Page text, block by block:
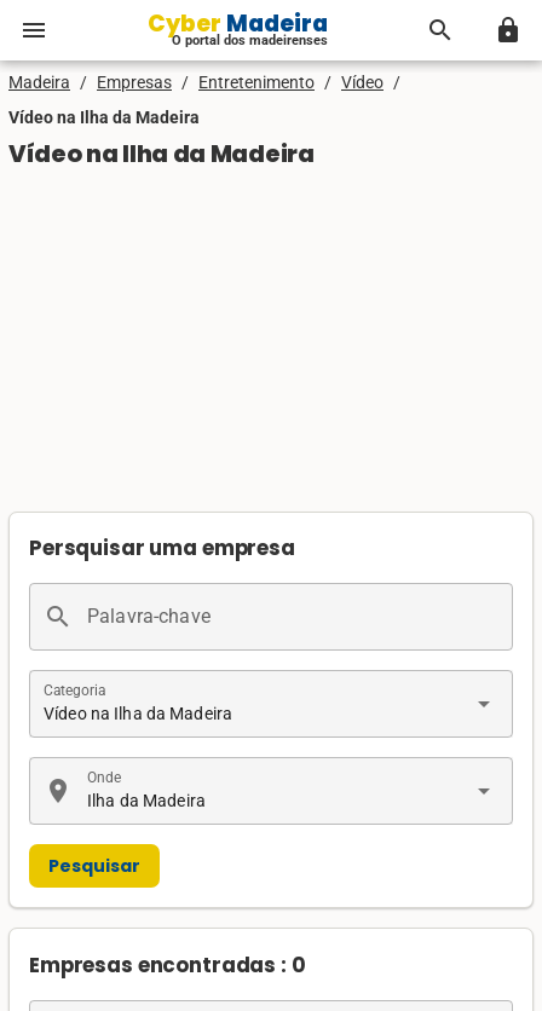
menu Cyber Madeira
O portal dos madeirenses search lock
Madeira / Empresas / Entretenimento / Vídeo /
Vídeo na Ilha da Madeira
Vídeo na Ilha da Madeira
Persquisar uma empresa
search Palavra-chave
Vídeo na Ilha da Madeira
Categoria arrow_drop_down
location_on Ilha da Madeira
Onde arrow_drop_down
Pesquisar
Empresas encontradas : 0